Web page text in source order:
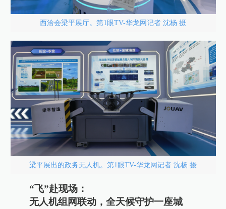
西洽会梁平展厅。第1眼TV-华龙网记者 沈杨 摄
梁平展出的政务无人机。第1眼TV-华龙网记者 沈杨 摄
“飞”赴现场：
无人机组网联动，全天候守护一座城